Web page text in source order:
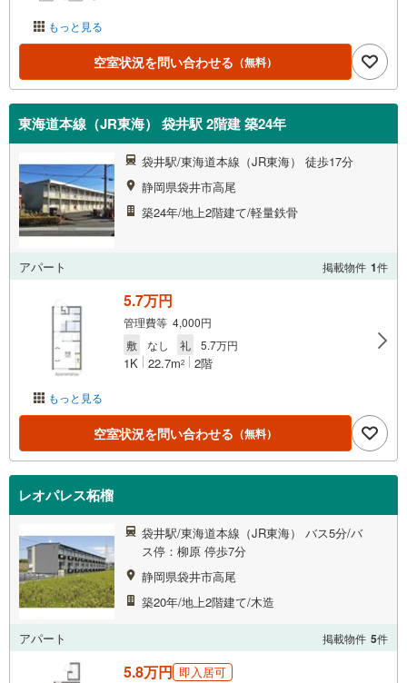
もっと見る
空室状況を問い合わせる （無料）
東海道本線（JR東海） 袋井駅 2階建 築24年
袋井駅/東海道本線（JR東海） 徒歩17分
静岡県袋井市高尾
築24年/地上2階建て/軽量鉄骨
アパート 掲載物件 1件
もっと見る
5.7万円
管理費等 4,000円
敷
なし 礼 5.7万円
1K 22.7m2 2階
空室状況を問い合わせる （無料）
レオパレス柘榴
袋井駅/東海道本線（JR東海） バス5分/バ
ス停：柳原 停歩7分
静岡県袋井市高尾
築20年/地上2階建て/木造
アパート 掲載物件 5件
5.8万円 即入居可